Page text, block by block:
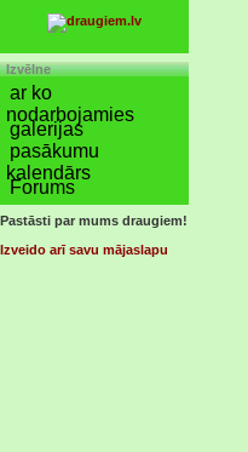
Izvēlne
ar ko
nodarbojamies
galerijas
pasākumu
kalendārs
Forums
Pastāsti par mums draugiem!
Izveido arī savu mājaslapu